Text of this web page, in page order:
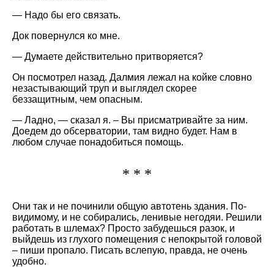
— Надо бы его связать.
Док повернулся ко мне.
— Думаете действительно притворяется?
Он посмотрел назад. Далмия лежал на койке словно
незастывающий труп и выглядел скорее
беззащитным, чем опасным.
— Ладно, — сказал я. – Вы присматривайте за ним.
Доедем до обсерватории, там видно будет. Нам в
любом случае понадобиться помощь.
* * *
Они так и не починили общую автотень здания. По-
видимому, и не собирались, ленивые негодяи. Решили
работать в шлемах? Просто забудешься разок, и
выйдешь из глухого помещения с непокрытой головой
– пиши пропало. Писать вслепую, правда, не очень
удобно.